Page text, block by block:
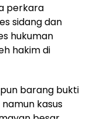
perkara
sidang dan
hukuman
hakim di
barang bukti
kasus